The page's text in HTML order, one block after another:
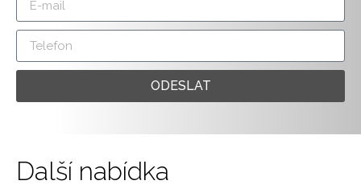
ODESLAT
Další nabídka